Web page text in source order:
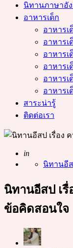
นิทานภาษาอั
อาหารเด็ก
อาหารเ
อาหารเ
อาหารเ
อาหารเ
อาหารเ
อาหารเ
สาระน่ารู้
ติดต่อเรา
Posted
in
นิทานอี
นิทานอีสป เ
ข้อคิดสอนใจ